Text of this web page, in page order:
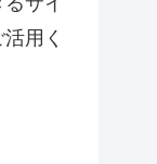
用く